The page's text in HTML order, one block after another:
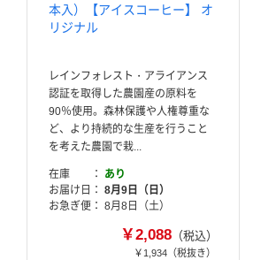
本入）【アイスコーヒー】 オ
リジナル
レインフォレスト・アライアンス
認証を取得した農園産の原料を
90％使用。森林保護や人権尊重な
ど、より持続的な生産を行うこと
を考えた農園で栽...
在庫
あり
お届け日
8月9日（日）
お急ぎ便
8月8日（土）
￥2,088 （税込）
￥1,934 （税抜き）